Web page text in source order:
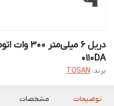
دریل 6
0110DA
برند: TOSAN
توضیحات مشخصات